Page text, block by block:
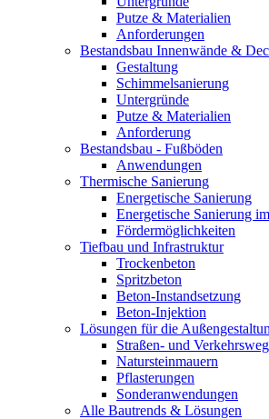
Putze & Materialien
Anforderungen
Bestandsbau Innenwände &
Gestaltung
Schimmelsanierung
Untergründe
Putze & Materialien
Anforderung
Bestandsbau - Fußböden
Anwendungen
Thermische Sanierung
Energetische Sanierung
Energetische Sanierung
Fördermöglichkeiten
Tiefbau und Infrastruktur
Trockenbeton
Spritzbeton
Beton-Instandsetzung
Beton-Injektion
Lösungen für die
Straßen- und
Natursteinmauern
Pflasterungen
Sonderanwendungen
Alle Bautrends & Lösungen